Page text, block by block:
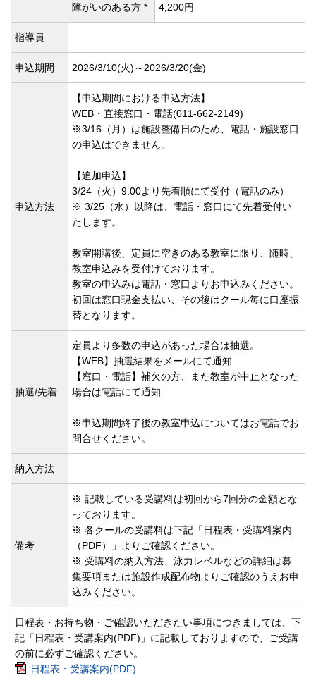
障がいのある方 * 4,200円
指導員
申込期間 2026/3/10(火)～2026/3/20(金)
申込方法
【申込期間における申込方法】
WEB・直接窓口・電話(011-662-2149)
※3/16（月）は施設整備日のため、電話・施設窓口
の申込はできません。
【追加申込】
3/24（火）9:00より先着順にて受付（電話のみ）
※ 3/25（水）以降は、電話・窓口にて先着受付い
たします。
教室開講後、定員に空きのある教室に限り、随時、
教室申込みを受付けております。
教室の申込みは電話・窓口よりお申込みください。
初回は窓口現金支払い、その後はクール毎に口座振
替となります。
抽選/先着
定員より多数の申込があった場合は抽選。
【WEB】抽選結果をメールにて通知
【窓口・電話】補欠の方、また教室が中止となった
場合は電話にて通知
※申込期間終了後の教室申込についてはお電話でお
問合せください。
納入方法
備考
※ 記載している受講料は初回から7回分の金額とな
っております。
※ 各クールの受講料は下記「日程表・受講料案内
（PDF）」よりご確認ください。
※ 受講料の納入方法、泳力レベルなどの詳細は募
集要項または施設作成配布物よりご確認のうえお申
込みください。
日程表・お持ち物・ご確認いただきたい事項につきましては、下
記「日程表・受講案内(PDF)」に記載しておりますので、ご受講
の前に必ずご確認ください。
日程表・受講案内(PDF)